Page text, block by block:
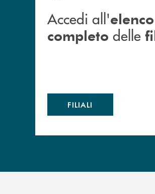
Accedi all'elenco
completo delle
FILIALI